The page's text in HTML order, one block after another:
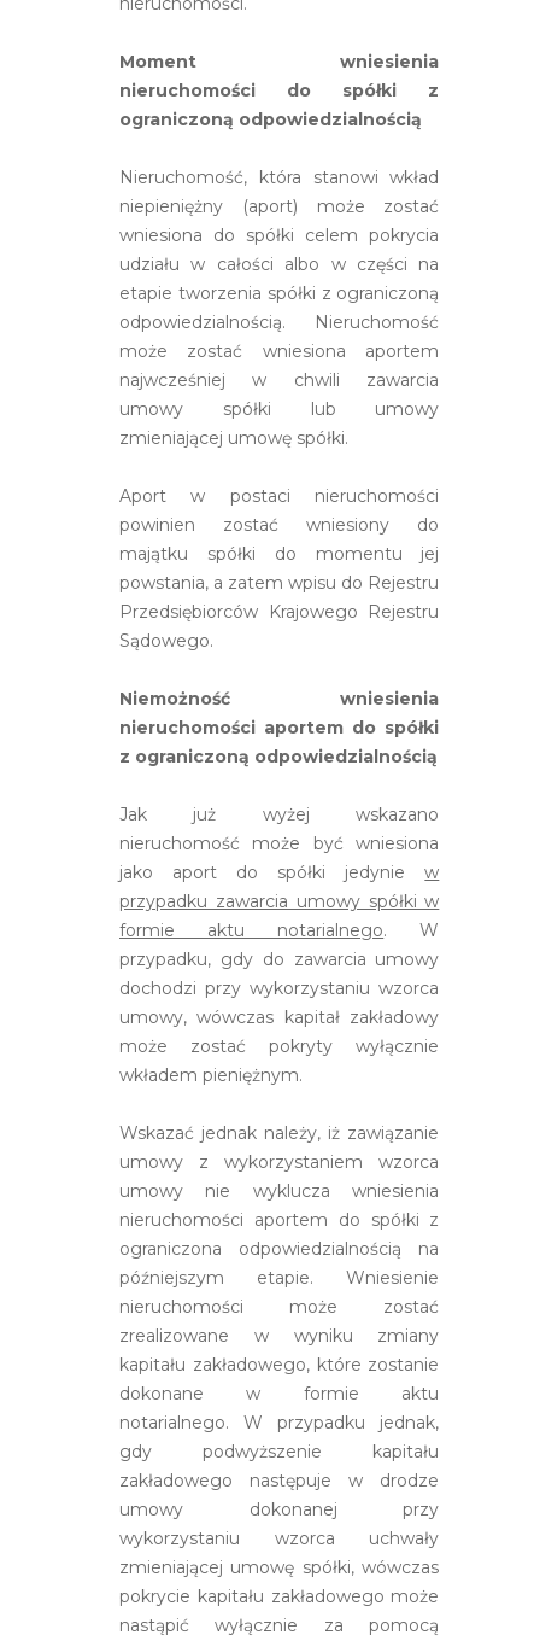
Moment wniesienia
nieruchomości do spółki z
ograniczoną odpowiedzialnością
Nieruchomość, która stanowi wkład
niepieniężny (aport) może zostać
wniesiona do spółki celem pokrycia
udziału w całości albo w części na
etapie tworzenia spółki z ograniczoną
odpowiedzialnością. Nieruchomość
może zostać wniesiona aportem
najwcześniej w chwili zawarcia
umowy spółki lub umowy
zmieniającej umowę spółki.
Aport w postaci nieruchomości
powinien zostać wniesiony do
majątku spółki do momentu jej
powstania, a zatem wpisu do Rejestru
Przedsiębiorców Krajowego Rejestru
Sądowego.
Niemożność wniesienia
nieruchomości aportem do spółki
z ograniczoną odpowiedzialnością
Jak już wyżej wskazano
nieruchomość może być wniesiona
jako aport do spółki jedyniew
przypadku zawarcia umowy spółki w
formie aktu notarialnego. W
przypadku, gdy do zawarcia umowy
dochodzi przy wykorzystaniu wzorca
umowy, wówczas kapitał zakładowy
może zostać pokryty wyłącznie
wkładem pieniężnym.
Wskazać jednak należy, iż zawiązanie
umowy z wykorzystaniem wzorca
umowy nie wyklucza wniesienia
nieruchomości aportem do spółki z
ograniczona odpowiedzialnością na
późniejszym etapie. Wniesienie
nieruchomości może zostać
zrealizowane w wyniku zmiany
kapitału zakładowego, które zostanie
dokonane w formie aktu
notarialnego. W przypadku jednak,
gdy podwyższenie kapitału
zakładowego następuje w drodze
umowy dokonanej przy
wykorzystaniu wzorca uchwały
zmieniającej umowę spółki, wówczas
pokrycie kapitału zakładowego może
nastąpić wyłącznie za pomocą